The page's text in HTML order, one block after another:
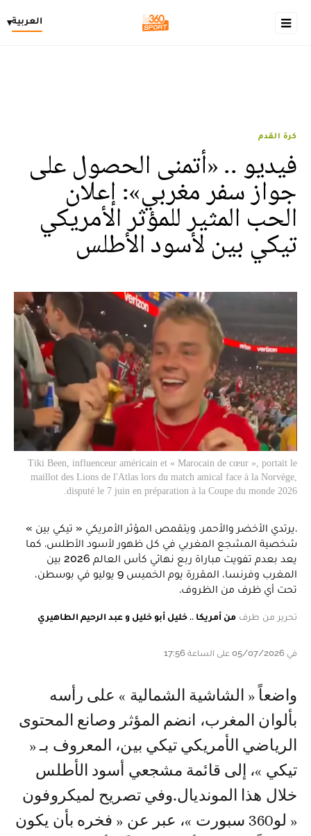
العربية▾
كرة القدم
فيديو .. «أتمنى الحصول على
جواز سفر مغربي»: إعلان
الحب المثير للمؤثر الأمريكي
تيكي بين لأسود الأطلس
Tiki Been, influenceur américain et « Marocain de cœur », portait le
maillot des Lions de l'Atlas lors du match amical face à la Norvège,
disputé le 7 juin en préparation à la Coupe du monde 2026.
.يرتدي الأخضر والأحمر، ويتقمص المؤثر الأمريكي « تيكي بين »
شخصية المشجع المغربي في كل ظهور لأسود الأطلس. كما
يعد بعدم تفويت مباراة ربع نهائي كأس العالم 2026 بين
المغرب وفرنسا، المقررة يوم الخميس 9 يوليو في بوسطن،
تحت أي ظرف من الظروف.
تحرير من طرف من أمريكا .. خليل أبو خليل و عبد الرحيم الطاهيري
في 05/07/2026 على الساعة 17:56
واضعاً « الشاشية الشمالية » على رأسه
بألوان المغرب، انضم المؤثر وصانع المحتوى
الرياضي الأمريكي تيكي بين، المعروف بـ «
تيكي »، إلى قائمة مشجعي أسود الأطلس
خلال هذا المونديال.وفي تصريح لميكروفون
« لو360 سبورت »، عبر عن « فخره بأن يكون